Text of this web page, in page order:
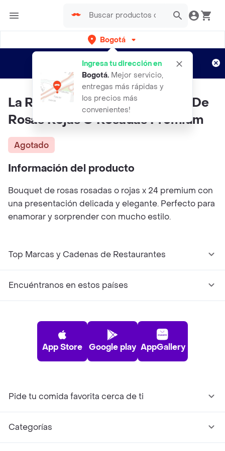
Bogotá
Ingresa tu dirección en
Bogotá. Mejor servicio,
entregas más rápidas y
los precios más
convenientes!
envíos gratis por semanas
Aplican TyC
La Rompecorazones | Bouquet De
Rosas Rojas O Rosadas Premium
Agotado
Información del producto
Bouquet de rosas rosadas o rojas x 24 premium con
una presentación delicada y elegante. Perfecto para
enamorar y sorprender con mucho estilo.
Top Marcas y Cadenas de Restaurantes
Encuéntranos en estos países
App Store Google play AppGallery
Pide tu comida favorita cerca de ti
Categorías